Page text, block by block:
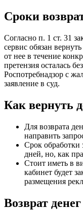
Сроки
Согласно п. 1 ст. 31
сервис обязан
от нее в течение
претензия осталась
Роспотребнадзор с
заявление в суд.
Как вернуть
Для возврата
направить
Срок обработки
дней, но, как
Стоит иметь в
кабинет будет
размещения
Возврат